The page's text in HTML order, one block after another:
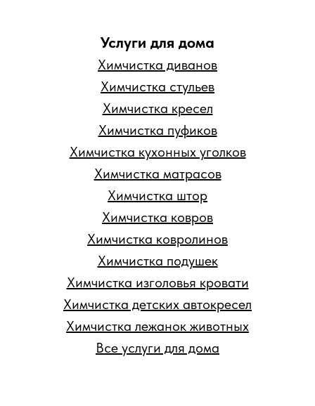
Услуги для дома
Химчистка диванов
Химчистка стульев
Химчистка кресел
Химчистка пуфиков
Химчистка кухонных уголков
Химчистка матрасов
Химчистка штор
Химчистка ковров
Химчистка ковролинов
Химчистка подушек
Химчистка изголовья кровати
Химчистка детских автокресел
Химчистка лежанок животных
Все услуги для дома